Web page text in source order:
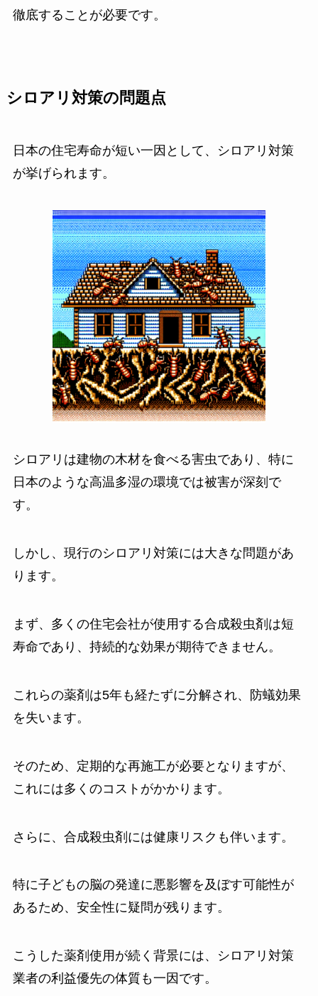
徹底することが必要です。
シロアリ対策の問題点
日本の住宅寿命が短い一因として、シロアリ対策
が挙げられます。
シロアリは建物の木材を食べる害虫であり、特に
日本のような高温多湿の環境では被害が深刻で
す。
しかし、現行のシロアリ対策には大きな問題があ
ります。
まず、多くの住宅会社が使用する合成殺虫剤は短
寿命であり、持続的な効果が期待できません。
これらの薬剤は5年も経たずに分解され、防蟻効果
を失います。
そのため、定期的な再施工が必要となりますが、
これには多くのコストがかかります。
さらに、合成殺虫剤には健康リスクも伴います。
特に子どもの脳の発達に悪影響を及ぼす可能性が
あるため、安全性に疑問が残ります。
こうした薬剤使用が続く背景には、シロアリ対策
業者の利益優先の体質も一因です。